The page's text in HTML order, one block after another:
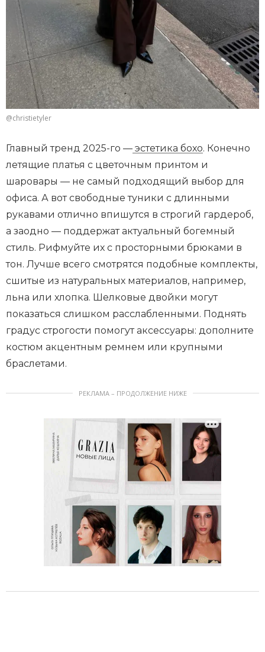
@christietyler
Главный тренд 2025-го — эстетика бохо. Конечно
летящие платья с цветочным принтом и
шаровары — не самый подходящий выбор для
офиса. А вот свободные туники с длинными
рукавами отлично впишутся в строгий гардероб,
а заодно — поддержат актуальный богемный
стиль. Рифмуйте их с просторными брюками в
тон. Лучше всего смотрятся подобные комплекты,
сшитые из натуральных материалов, например,
льна или хлопка. Шелковые двойки могут
показаться слишком расслабленными. Поднять
градус строгости помогут аксессуары: дополните
костюм акцентным ремнем или крупными
браслетами.
РЕКЛАМА – ПРОДОЛЖЕНИЕ НИЖЕ